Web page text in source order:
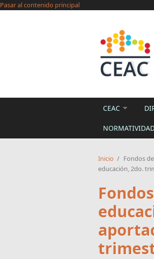
Pasar al contenido principal
CEAC
Inicio / Fondos
educación, 2do.